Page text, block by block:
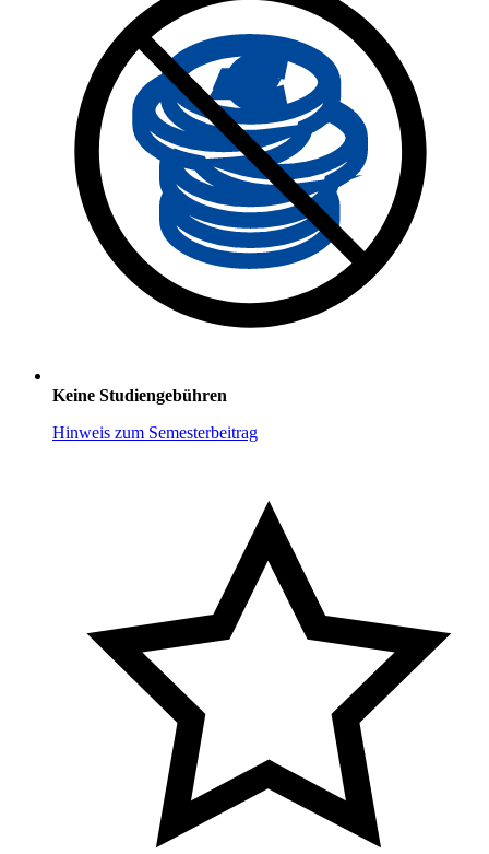
Keine Studiengebühren
Hinweis zum Semesterbeitrag